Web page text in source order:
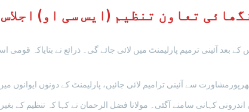
تعاون تنظیم (ایس سی او)
تعاون تنظیم کے 15 اور 16 اکتوبر کو اجلاس کے بعد آئینی ترمیم پارلیمنٹ میں لائی جائے
سے آئینی ترامیم لائی جائیں، پارلیمنٹ کے دونوں ایوانوں میں
کہانی سامنے آگئی۔ مولانا فضل الرحمان نے کہا کہ تنظیم کے بغیر